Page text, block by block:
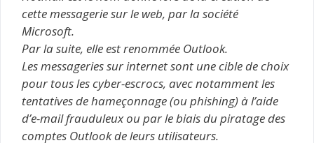
cette messagerie sur le web, par la société
Microsoft.
Par la suite, elle est renommée Outlook.
Les messageries sur internet sont une cible de choix
pour tous les cyber-escrocs, avec notamment les
tentatives de hameçonnage (ou phishing) à l’aide
d’e-mail frauduleux ou par le biais du piratage des
comptes Outlook de leurs utilisateurs.